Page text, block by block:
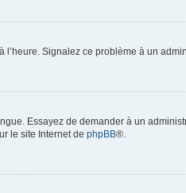
Signalez ce problème à un
Essayez de demander à un
le site Internet de phpBB®.